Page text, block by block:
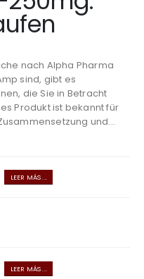
nach Alpha Pharma
sind, gibt es
die Sie in Betracht
Produkt ist bekannt für
und...
LEER MÁS ...
LEER MÁS ...